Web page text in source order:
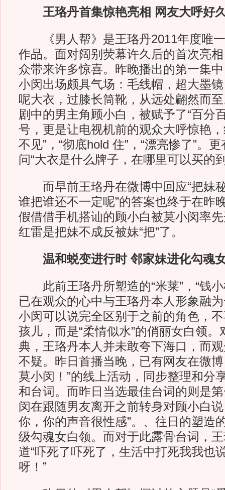
王珞丹首集惊艳亮相 网友大呼好
《男人帮》是王珞丹2011年度唯一
作品。面对阔别荧幕许久后的首次亮
众带来许多惊喜。昨晚播出的第一集
小闵出场颇具气场：毛线帽，超大墨
呢大衣，过膝长筒靴，从远处翩然而
剧中的男主角顾小白，被赋予了“百分
号，更是让电视机前的观众大呼惊艳
不见”，“彻底hold 住”，“漂亮惨了”。
问“大衣是什么牌子，在哪里可以买的
而早前王珞丹在微博中回应“把妹秘
谁把谁还不一定呢”的答案也终于在昨
假借借手机搭讪的顾小白被莫小闵率
红雷是把妹不成反被妹“把”了。
温和蜕变进行时 邻家妹进化勾魂
此前王珞丹所塑造的“米莱”，“钱小
已在观众的心中与王珞丹本人形象融
小闵可以说完全区别于之前的角色，不
孩儿，而是“柔情似水”的俏丽女白领
典，王珞丹本人并未敢夸下海口，而
不疑。昨日首播当晚，已有网友在微
莫小闵！”的线上活动，同步整理和分
和台词。而昨日当选最佳台词的则是
闵在跟随男友离开之前转身对顾小白
你，你的声音很性感”。、往日的塑造
级勾魂女白领。而对于此露骨台词，
道“吓死了吓死了，生活中打死我我也
呀！”